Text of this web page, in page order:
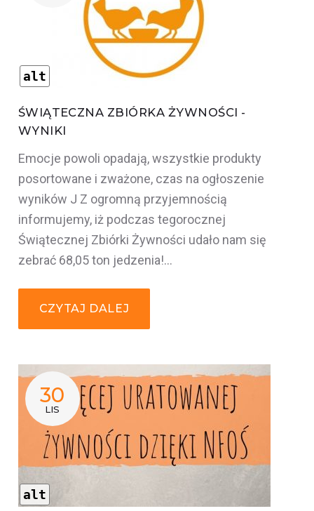
alt
ŚWIĄTECZNA ZBIÓRKA ŻYWNOŚCI -
WYNIKI
Emocje powoli opadają, wszystkie produkty
posortowane i zważone, czas na ogłoszenie
wyników J Z ogromną przyjemnością
informujemy, iż podczas tegorocznej
Świątecznej Zbiórki Żywności udało nam się
zebrać 68,05 ton jedzenia!…
CZYTAJ DALEJ
30
LIS
alt